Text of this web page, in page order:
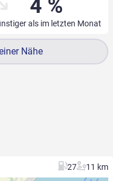
4 %
als im letzten Monat
Nähe
27 11 km